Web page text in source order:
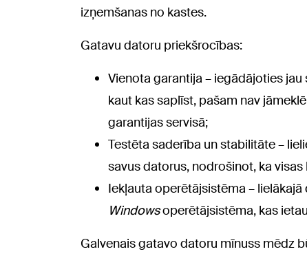
izņemšanas no kastes.
Gatavu datoru priekšrocības:
Vienota garantija – iegādājoties
kaut kas saplīst, pašam nav
garantijas servisā;
Testēta saderība un stabilitāte –
savus datorus, nodrošinot, ka
Iekļauta operētājsistēma –
Windowsoperētājsistēma, kas
Galvenais gatavo datoru mīnuss mēdz